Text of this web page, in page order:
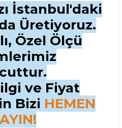
İstanbul'daki
Üretiyoruz.
Özel Ölçü
ve Fiyat
Bizi HEMEN